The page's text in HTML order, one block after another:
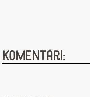
Komentāri: